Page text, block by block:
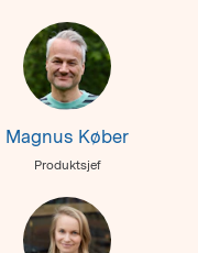
Magnus Køber
Produktsjef